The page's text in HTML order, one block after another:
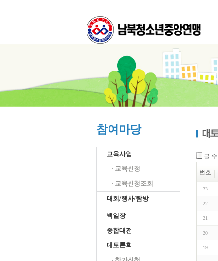
참여마당
교육사업
· 교육신청
· 교육신청조회
대회/행사/탐방
백일장
종합대전
대토론회
· 참가신청
글 수
번호
23
22
21
20
19